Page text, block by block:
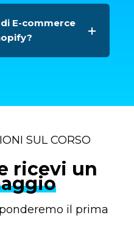
E-commerce
SUL CORSO
ricevi un
il prima